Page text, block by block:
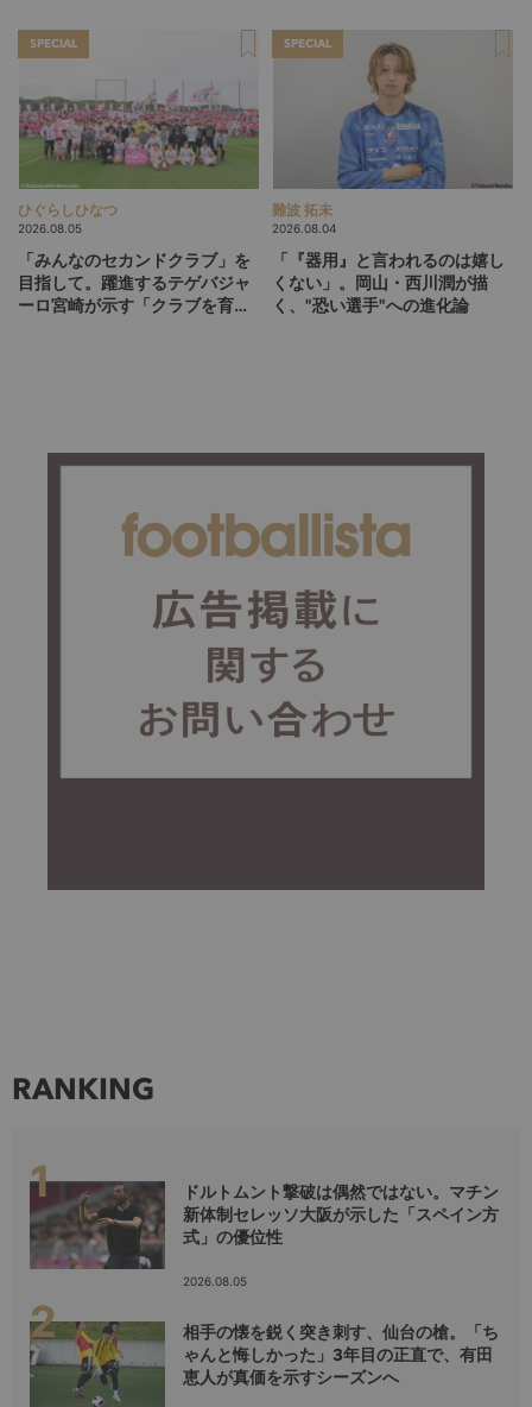
SPECIAL
ひぐらしひなつ
2026.08.05
「みんなのセカンドクラブ」を
目指して。躍進するテゲバジャ
ーロ宮崎が示す「クラブを育て
SPECIAL
難波 拓未
2026.08.04
「『器用』と言われるのは嬉し
くない」。岡山・西川潤が描
く、"恐い選手"への進化論
RANKING
ドルトムント撃破は偶然ではない。マチン
新体制セレッソ大阪が示した「スペイン方
式」の優位性
2026.08.05
相手の懐を鋭く突き刺す、仙台の槍。「ち
ゃんと悔しかった」3年目の正直で、有田
恵人が真価を示すシーズンへ